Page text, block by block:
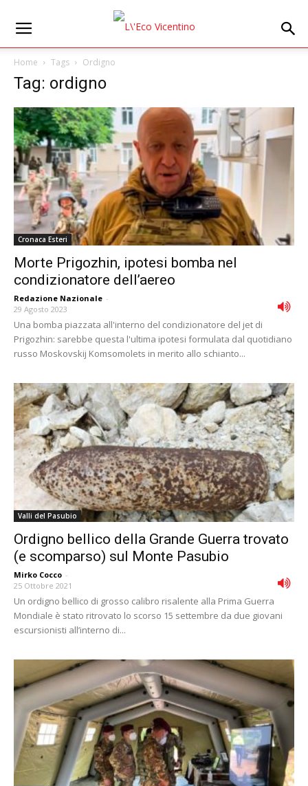
Home Tags Ordigno
Tag: ordigno
Cronaca Esteri
Morte Prigozhin, ipotesi bomba nel
condizionatore dell’aereo
Redazione Nazionale -
29 Agosto 2023
Una bomba piazzata all'interno del condizionatore del jet di
Prigozhin: sarebbe questa l'ultima ipotesi formulata dal quotidiano
russo Moskovskij Komsomolets in merito allo schianto...
Valli del Pasubio
Ordigno bellico della Grande Guerra trovato
(e scomparso) sul Monte Pasubio
Mirko Cocco -
25 Ottobre 2021
Un ordigno bellico di grosso calibro risalente alla Prima Guerra
Mondiale è stato ritrovato lo scorso 15 settembre da due giovani
escursionisti all’interno di...